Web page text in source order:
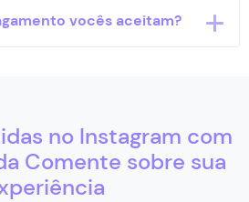
não solicita e nunca solicitará a
vocês aceitam?
no Instagram com
Comente sobre sua